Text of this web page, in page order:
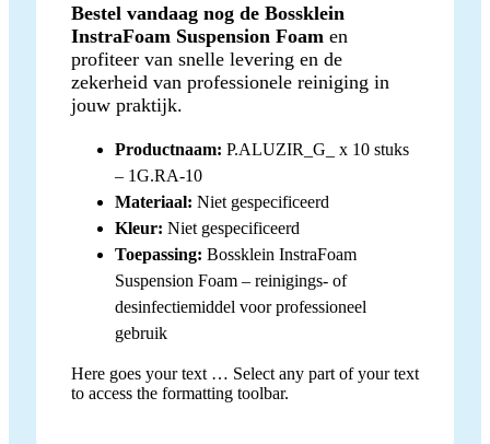
Bestel vandaag nog de Bossklein
InstraFoam Suspension Foam en
profiteer van snelle levering en de
zekerheid van professionele reiniging in
jouw praktijk.
Productnaam: P.ALUZIR_G_ x 10 stuks
– 1G.RA-10
Materiaal: Niet gespecificeerd
Kleur: Niet gespecificeerd
Toepassing: Bossklein InstraFoam
Suspension Foam – reinigings- of
desinfectiemiddel voor professioneel
gebruik
Here goes your text … Select any part of your text
to access the formatting toolbar.